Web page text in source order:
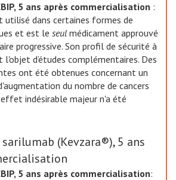
5 ans après commercialisation :
utilisé dans certaines formes de
et est le seul médicament approuvé
progressive. Son profil de sécurité à
d’études complémentaires. Des
ont été obtenues concernant un
du nombre de cancers
indésirable majeur n'a été
(Kevzara®), 5 ans
5 ans après commercialisation: